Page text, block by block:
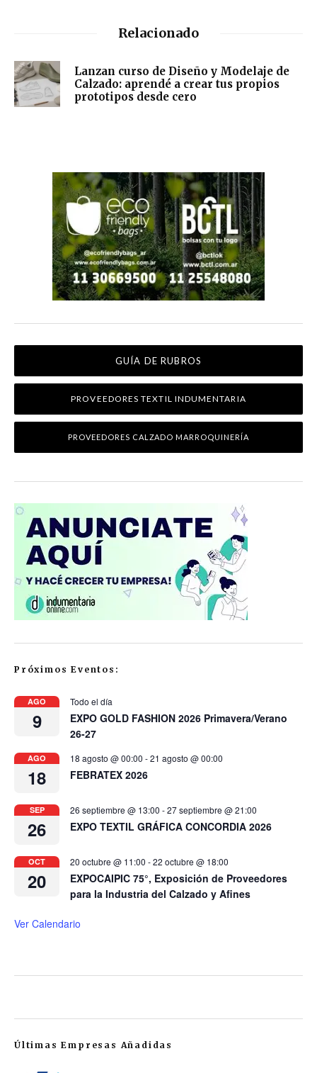
Relacionado
Lanzan curso de Diseño y Modelaje de
Calzado: aprendé a crear tus propios
prototipos desde cero
GUÍA DE RUBROS
PROVEEDORES TEXTIL INDUMENTARIA
PROVEEDORES CALZADO MARROQUINERÍA
Próximos Eventos:
AGO
9
Todo el día
EXPO GOLD FASHION 2026 Primavera/Verano
26-27
AGO
18
18 agosto @ 00:00 -21 agosto @ 00:00
FEBRATEX 2026
SEP
26
26 septiembre @ 13:00 -27 septiembre @ 21:00
EXPO TEXTIL GRÁFICA CONCORDIA 2026
OCT
20
20 octubre @ 11:00 -22 octubre @ 18:00
EXPOCAIPIC 75°, Exposición de Proveedores
para la Industria del Calzado y Afines
Ver Calendario
Últimas Empresas Añadidas